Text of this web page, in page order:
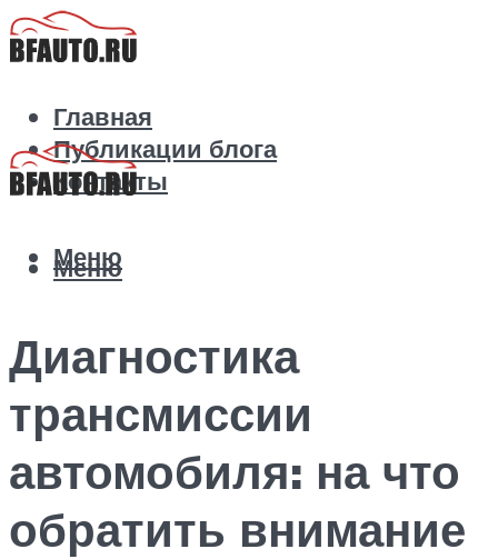
Главная
Публикации блога
Контакты
Меню
Меню
Диагностика
трансмиссии
автомобиля: на что
обратить внимание